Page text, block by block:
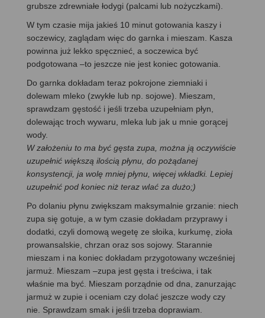
grubsze zdrewniałe łodygi (palcami lub nożyczkami).
W tym czasie mija jakieś 10 minut gotowania kaszy i
soczewicy, zaglądam więc do garnka i mieszam. Kasza
powinna już lekko spęcznieć, a soczewica być
podgotowana –to jeszcze nie jest koniec gotowania.
Do garnka dokładam teraz pokrojone ziemniaki i
dolewam mleko (zwykłe lub np. sojowe). Mieszam,
sprawdzam gęstość i jeśli trzeba uzupełniam płyn,
dolewając troch wywaru, mleka lub jak u mnie gorącej
wody.
W założeniu to ma być gęsta zupa, można ją oczywiście
uzupełnić większą ilością płynu, do pożądanej
konsystencji, ja wolę mniej płynu, więcej wkładki. Lepiej
uzupełnić pod koniec niż teraz wlać za dużo;)
Po dolaniu płynu zwiększam maksymalnie grzanie: niech
zupa się gotuje, a w tym czasie dokładam przyprawy i
dodatki, czyli domową wegetę ze słoika, kurkumę, zioła
prowansalskie, chrzan oraz sos sojowy. Starannie
mieszam i na koniec dokładam przygotowany wcześniej
jarmuż. Mieszam –zupa jest gęsta i treściwa, i tak
właśnie ma być. Mieszam porządnie od dna, zanurzając
jarmuż w zupie i oceniam czy dolać jeszcze wody czy
nie. Sprawdzam smak i jeśli trzeba doprawiam.